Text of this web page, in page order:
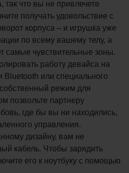
что вы не привлечете
получать удовольствие с
корпуса – и игрушка уже
по всему вашему телу, а
самые чувствительные зоны.
работу девайса на
или специального
режим для
позвольте партнеру
где бы вы ни находились,
управления.
дизайну, вам не
кабель. Чтобы зарядить
его к ноутбуку с помощью